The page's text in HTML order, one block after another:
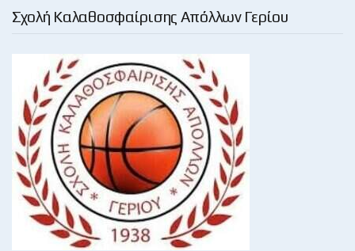
Σχολή Καλαθοσφαίρισης Απόλλων Γερίου